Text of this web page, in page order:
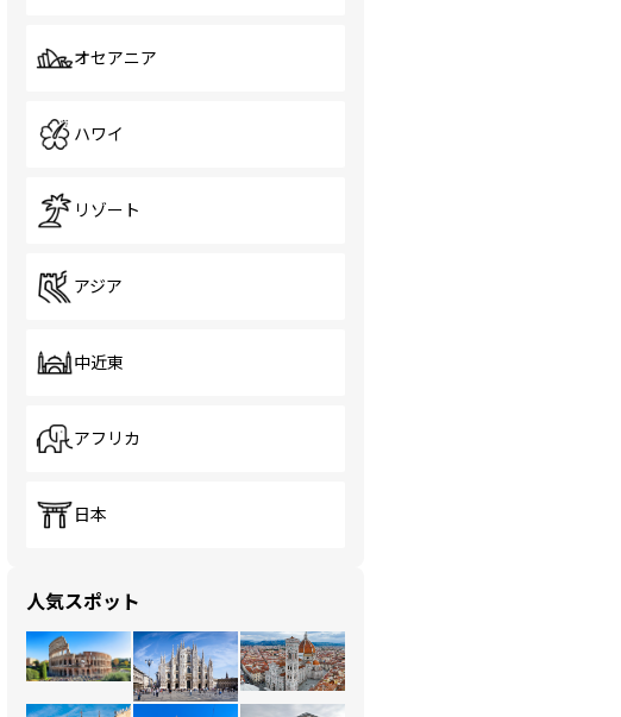
オセアニア
ハワイ
リゾート
アジア
中近東
アフリカ
日本
人気スポット